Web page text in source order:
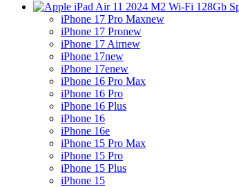
iPhone 17 Pro Maxnew
iPhone 17 Pronew
iPhone 17 Airnew
iPhone 17new
iPhone 17enew
iPhone 16 Pro Max
iPhone 16 Pro
iPhone 16 Plus
iPhone 16
iPhone 16e
iPhone 15 Pro Max
iPhone 15 Pro
iPhone 15 Plus
iPhone 15